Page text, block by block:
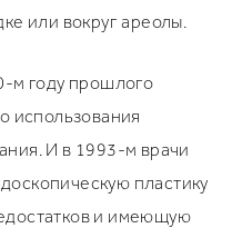
или вокруг ареолы.
м году прошлого
использования
И в 1993-м врачи
пластику
и имеющую